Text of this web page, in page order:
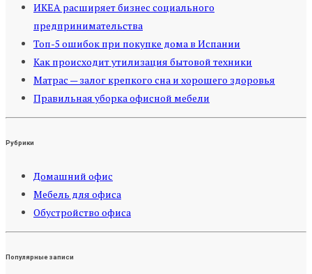
ИКЕА расширяет бизнес социального
предпринимательства
Топ-5 ошибок при покупке дома в Испании
Как происходит утилизация бытовой техники
Матрас — залог крепкого сна и хорошего здоровья
Правильная уборка офисной мебели
Рубрики
Домашний офис
Мебель для офиса
Обустройство офиса
Популярные записи